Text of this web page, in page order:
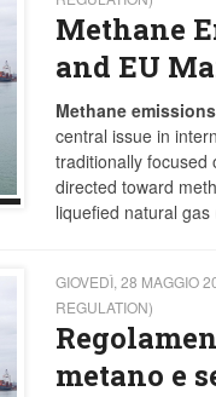
Methane
and EU
Methane
central issue in
traditionally focused
directed toward
liquefied natural
GIOVEDÌ, 28 MAGGIO
REGULATION)
metano e